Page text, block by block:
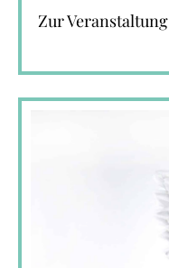
Zur Veranstaltung